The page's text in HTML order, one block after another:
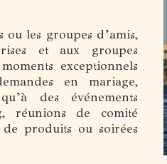
ou les groupes d’amis,
et aux groupes
exceptionnels
en mariage,
des événements
réunions de comité
de produits ou soirées